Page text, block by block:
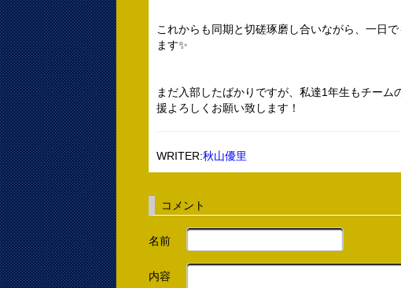
これからも同期と切磋琢磨し合いながら、一日
ます✨
まだ入部したばかりですが、私達1年生もチー
援よろしくお願い致します！
WRITER:秋山優里
コメント
名前
内容